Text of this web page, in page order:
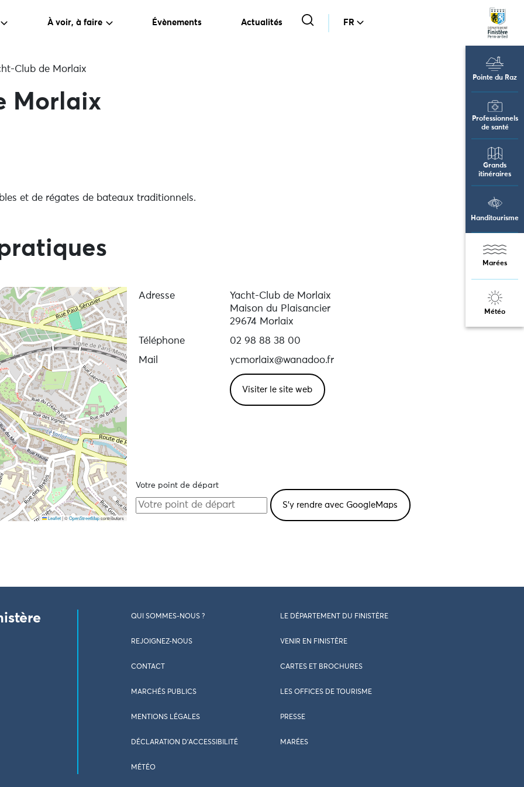
À voir, à faire Évènements Actualités FR
Pointe du Raz
Professionnels
de santé
Grands
itinéraires
Handitourisme
Marées
Météo
Club de Morlaix
Morlaix
et de régates de bateaux traditionnels.
Leaflet |©OpenStreetMapcontributors
Adresse
Yacht-Club de Morlaix
Maison du Plaisancier
29674 Morlaix
Téléphone
02 98 88 38 00
Mail
ycmorlaix@wanadoo.fr
Visiter le site web
Votre point de départ
QUI SOMMES-NOUS ? LE DÉPARTEMENT DU FINISTÈRE
REJOIGNEZ-NOUS VENIR EN FINISTÈRE
CONTACT CARTES ET BROCHURES
MARCHÉS PUBLICS LES OFFICES DE TOURISME
MENTIONS LÉGALES PRESSE
DÉCLARATION D’ACCESSIBILITÉ MARÉES
MÉTÉO